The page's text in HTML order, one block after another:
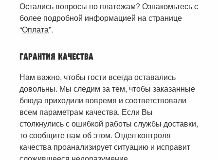
Остались вопросы по платежам? Ознакомьтесь с
более подробной информацией на странице
“Оплата”.
ГАРАНТИЯ КАЧЕСТВА
Нам важно, чтобы гости всегда оставались
довольны. Мы следим за тем, чтобы заказанные
блюда приходили вовремя и соответствовали
всем параметрам качества. Если Вы
столкнулись с ошибкой работы службы доставки,
то сообщите нам об этом. Отдел контроля
качества проанализирует ситуацию и исправит